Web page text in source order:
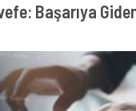
Başarıya